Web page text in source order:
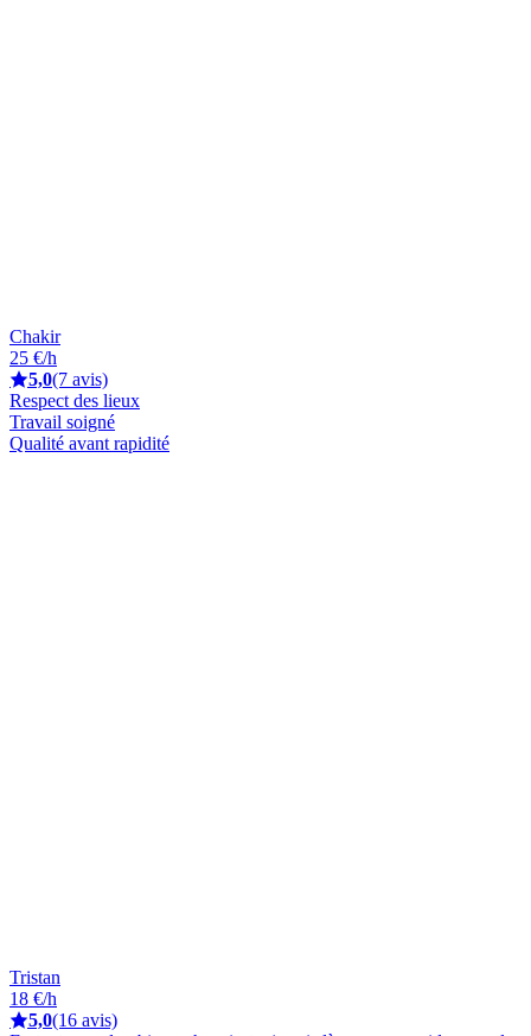
Chakir
25 €/h
5,0(7 avis)
Respect des lieux
Travail soigné
Qualité avant rapidité
Tristan
18 €/h
5,0(16 avis)